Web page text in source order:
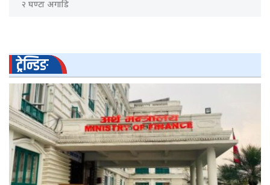
२ घण्टा अगाडि
ट्रेन्डिङ